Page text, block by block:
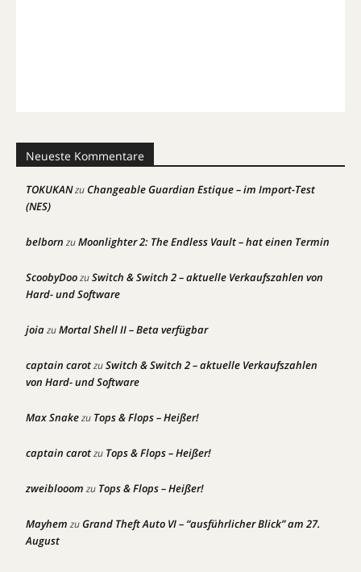
Neueste Kommentare
TOKUKANzuChangeable Guardian Estique – im Import-Test
(NES)
belborn zuMoonlighter 2: The Endless Vault – hat einen Termin
ScoobyDoozuSwitch & Switch 2 – aktuelle Verkaufszahlen von
Hard- und Software
joiazuMortal Shell II – Beta verfügbar
captain carotzuSwitch & Switch 2 – aktuelle Verkaufszahlen
von Hard- und Software
Max Snakezu Tops & Flops – Heißer!
captain carotzu Tops & Flops – Heißer!
zweiblooom zu Tops & Flops – Heißer!
Mayhem zuGrand Theft Auto VI – “ausführlicher Blick” am 27.
August